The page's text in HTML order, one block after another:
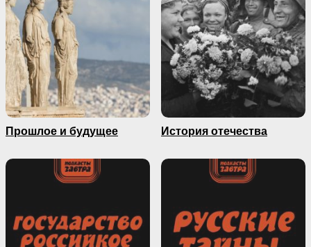
Прошлое и будущее История отечества